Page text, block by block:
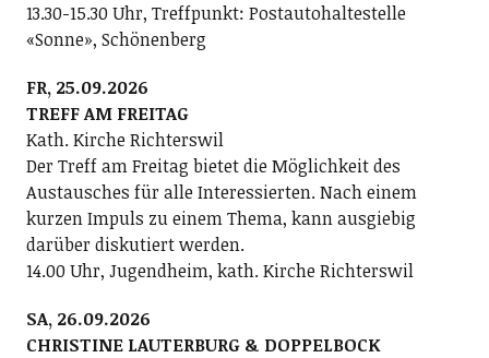
13.30-15.30 Uhr, Treffpunkt: Postautohaltestelle
«Sonne», Schönenberg
FR, 25.09.2026
TREFF AM FREITAG
Kath. Kirche Richterswil
Der Treff am Freitag bietet die Möglichkeit des
Austausches für alle Interessierten. Nach einem
kurzen Impuls zu einem Thema, kann ausgiebig
darüber diskutiert werden.
14.00 Uhr, Jugendheim, kath. Kirche Richterswil
SA, 26.09.2026
CHRISTINE LAUTERBURG & DOPPELBOCK